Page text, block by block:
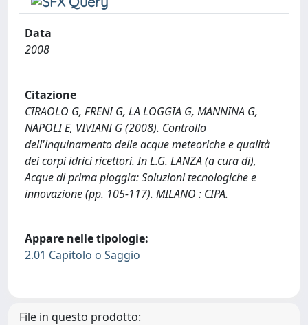
Data
2008
Citazione
CIRAOLO G, FRENI G, LA LOGGIA G, MANNINA G,
NAPOLI E, VIVIANI G (2008). Controllo
dell'inquinamento delle acque meteoriche e qualità
dei corpi idrici ricettori. In L.G. LANZA (a cura di),
Acque di prima pioggia: Soluzioni tecnologiche e
innovazione (pp. 105-117). MILANO : CIPA.
Appare nelle tipologie:
2.01 Capitolo o Saggio
File in questo prodotto: